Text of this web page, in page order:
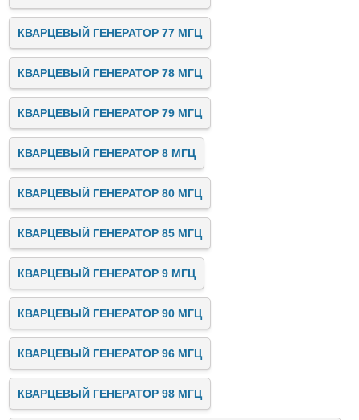
КВАРЦЕВЫЙ ГЕНЕРАТОР 77 МГЦ
КВАРЦЕВЫЙ ГЕНЕРАТОР 78 МГЦ
КВАРЦЕВЫЙ ГЕНЕРАТОР 79 МГЦ
КВАРЦЕВЫЙ ГЕНЕРАТОР 8 МГЦ
КВАРЦЕВЫЙ ГЕНЕРАТОР 80 МГЦ
КВАРЦЕВЫЙ ГЕНЕРАТОР 85 МГЦ
КВАРЦЕВЫЙ ГЕНЕРАТОР 9 МГЦ
КВАРЦЕВЫЙ ГЕНЕРАТОР 90 МГЦ
КВАРЦЕВЫЙ ГЕНЕРАТОР 96 МГЦ
КВАРЦЕВЫЙ ГЕНЕРАТОР 98 МГЦ